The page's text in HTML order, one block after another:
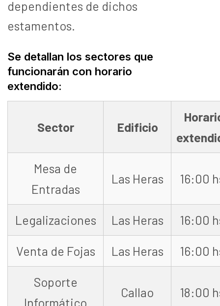
dependientes de dichos
estamentos.
Se detallan los sectores que
funcionarán con horario
extendido:
Sector Edificio
Mesa de
Entradas
Las Heras 16:00
Legalizaciones Las Heras 16:00
Venta de Fojas Las Heras 16:00
Soporte
Informático
Callao 18:00